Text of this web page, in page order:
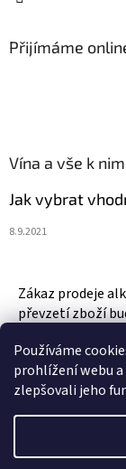
Používáme
prohlížení webu
zlepšovali jeho
Přijímáme
Vína a vše k nim
Jak vybrat
8.9.2021
Zákaz prodeje
převzetí zboží